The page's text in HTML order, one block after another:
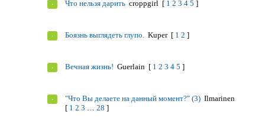
Что нельзя дарить croppgirl [ 1 2 3 4 5 ]
Боязнь выглядеть глупо. Kuper [ 1 2 ]
Вечная жизнь! Guerlain [ 1 2 3 4 5 ]
"Что Вы делаете на данный момент?" (3) Ilmarinen
[ 1 2 3 … 28 ]